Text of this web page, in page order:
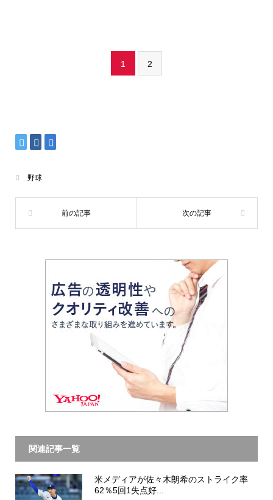
1 2
野球
関連記事一覧
米メディアが佐々木朗希のストライク率
62％5回1失点好...